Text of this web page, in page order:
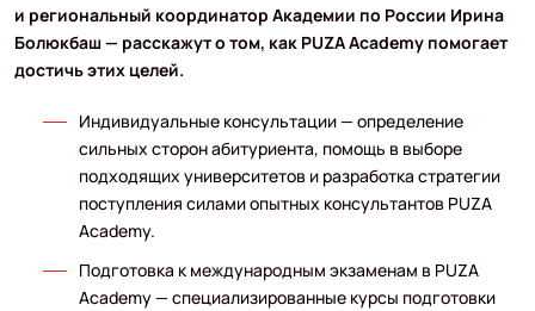
и региональный координатор Академии по России Ирина
Болюкбаш — расскажут о том, как PUZA Academy помогает
достичь этих целей.
Индивидуальные консультации — определение
сильных сторон абитуриента, помощь в выборе
подходящих университетов и разработка стратегии
поступления силами опытных консультантов PUZA
Academy.
Подготовка к международным экзаменам в PUZA
Academy — специализированные курсы подготовки